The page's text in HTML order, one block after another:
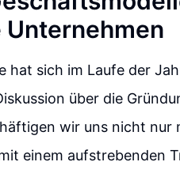
hat sich im Laufe der
über die
wir uns nicht nur
einem aufstrebenden